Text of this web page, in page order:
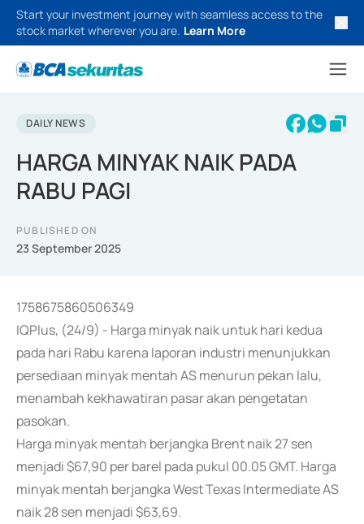
Start your investment journey with seamless access to the
stock market wherever you are. Learn More
DAILY NEWS
HARGA MINYAK NAIK PADA
RABU PAGI
PUBLISHED ON
23 September 2025
1758675860506349
IQPlus, (24/9) - Harga minyak naik untuk hari kedua
pada hari Rabu karena laporan industri menunjukkan
persediaan minyak mentah AS menurun pekan lalu,
menambah kekhawatiran pasar akan pengetatan
pasokan.
Harga minyak mentah berjangka Brent naik 27 sen
menjadi $67,90 per barel pada pukul 00.05 GMT. Harga
minyak mentah berjangka West Texas Intermediate AS
naik 28 sen menjadi $63,69.